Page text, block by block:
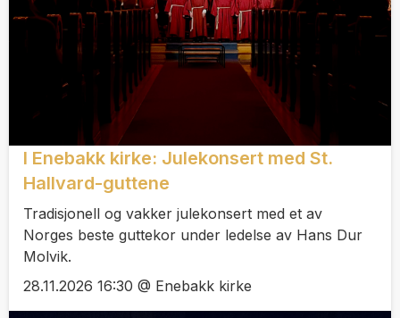
I Enebakk kirke: Julekonsert med St.
Hallvard-guttene
Tradisjonell og vakker julekonsert med et av
Norges beste guttekor under ledelse av Hans Dur
Molvik.
28.11.2026 16:30 @ Enebakk kirke